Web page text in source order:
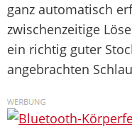
ganz automatisch
zwischenzeitige
ein richtig guter
angebrachten